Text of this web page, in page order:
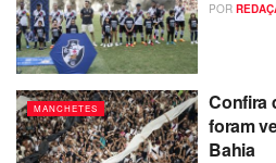
POR
MANCHETES
Confira
foram
Bahia